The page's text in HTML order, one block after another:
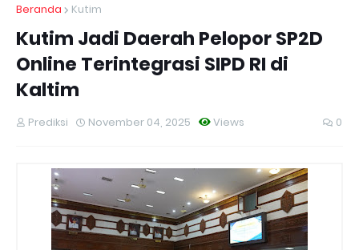
Beranda Kutim
Kutim Jadi Daerah Pelopor SP2D
Online Terintegrasi SIPD RI di
Kaltim
Prediksi Views
November 04, 2025 0